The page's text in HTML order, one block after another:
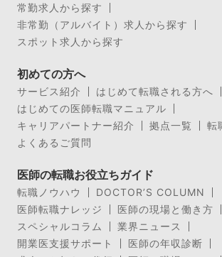
常勤求人から探す
非常勤（アルバイト）求人から探す
スポット求人から探す
初めての方へ
サービス紹介
はじめて転職される方へ
はじめての医師転職マニュアル
キャリアパートナー紹介
拠点一覧
転
よくあるご質問
医師の転職お役立ちガイド
転職ノウハウ
DOCTOR’S COLUMN
医師転職ナレッジ
医師の現場と働き方
スペシャルコラム
業界ニュース
開業医支援サポート
医師の年収診断